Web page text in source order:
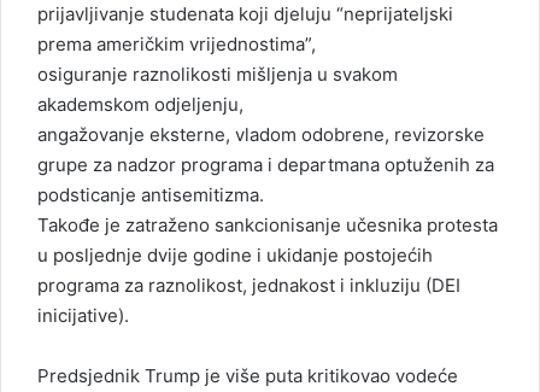
prijavljivanje studenata koji djeluju “neprijateljski
prema američkim vrijednostima”,
osiguranje raznolikosti mišljenja u svakom
akademskom odjeljenju,
angažovanje eksterne, vladom odobrene, revizorske
grupe za nadzor programa i departmana optuženih za
podsticanje antisemitizma.
Takođe je zatraženo sankcionisanje učesnika protesta
u posljednje dvije godine i ukidanje postojećih
programa za raznolikost, jednakost i inkluziju (DEI
inicijative).
Predsjednik Trump je više puta kritikovao vodeće